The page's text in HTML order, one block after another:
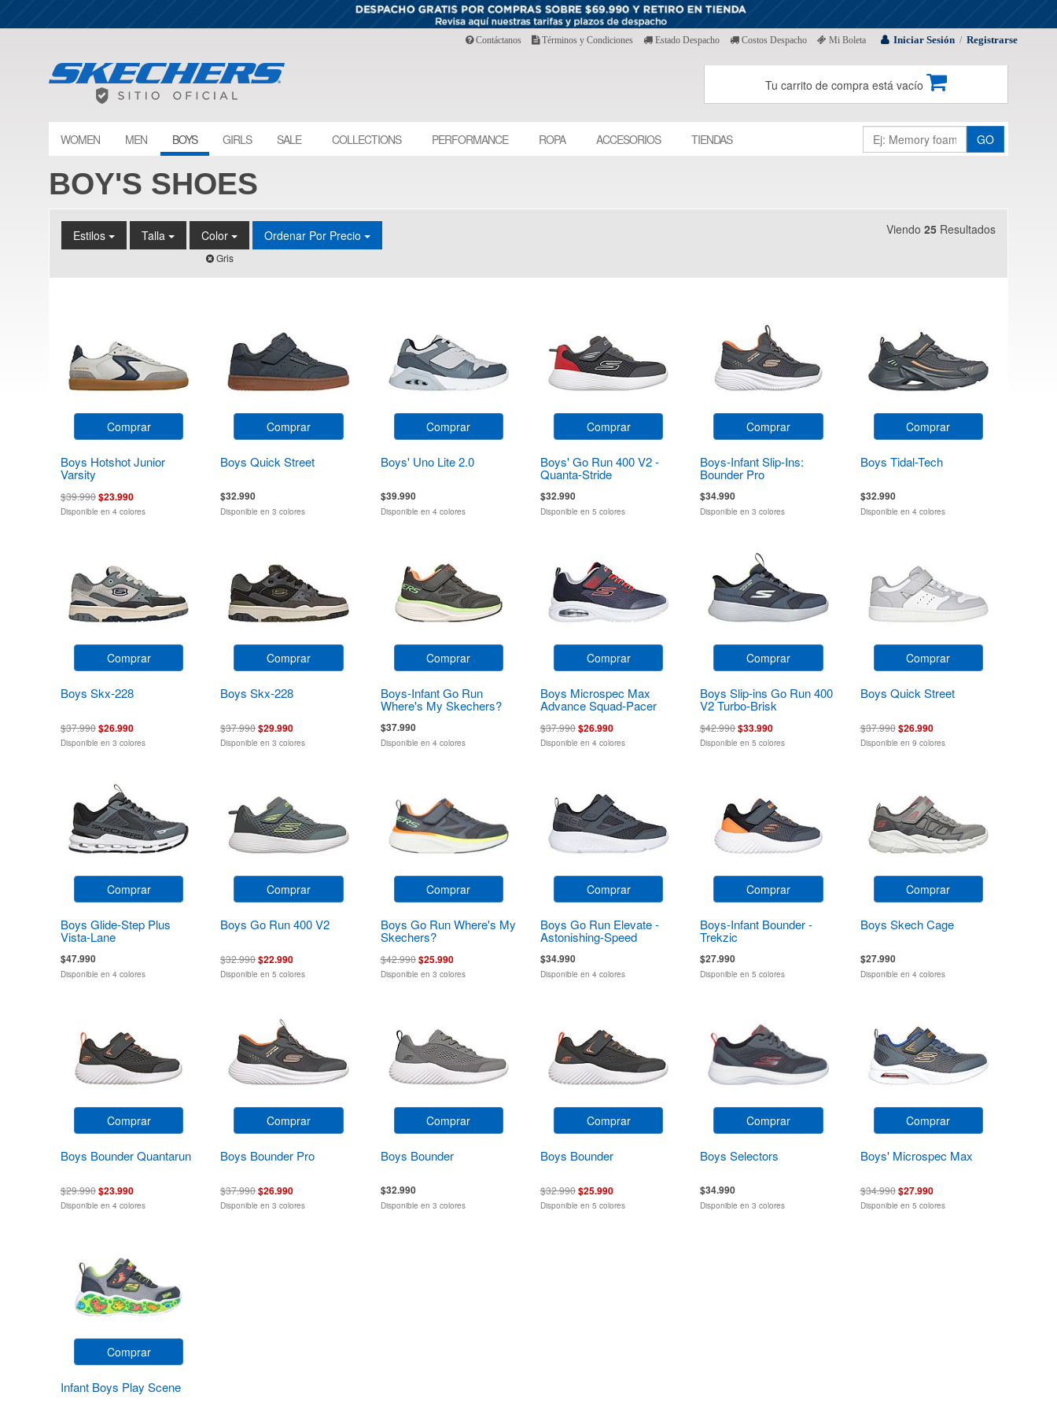
Iniciar Sesión / Registrarse
Contáctanos Términos y Condiciones Estado Despacho Costos Despacho Mi Boleta
Tu carrito de compra está vacío
WOMEN MEN BOYS GIRLS SALE COLLECTIONS PERFORMANCE ROPA ACCESORIOS TIENDAS GO
BOY'S SHOES
Estilos Talla Color
Gris
Ordenar Por Precio Viendo 25 Resultados
Comprar
Boys Hotshot Junior
Varsity
$39.990$23.990
Disponible en 4 colores
Comprar
Boys Quick Street
$32.990
Disponible en 3 colores
Comprar
Boys' Uno Lite 2.0
$39.990
Disponible en 4 colores
Comprar
Boys' Go Run 400 V2 -
Quanta-Stride
$32.990
Disponible en 5 colores
Comprar
Boys-Infant Slip-Ins:
Bounder Pro
$34.990
Disponible en 3 colores
Comprar
Boys Tidal-Tech
$32.990
Disponible en 4 colores
Comprar
Boys Skx-228
$37.990$26.990
Disponible en 3 colores
Comprar
Boys Skx-228
$37.990$29.990
Disponible en 3 colores
Comprar
Boys-Infant Go Run
Where's My Skechers?
$37.990
Disponible en 4 colores
Comprar
Boys Microspec Max
Advance Squad-Pacer
$37.990$26.990
Disponible en 4 colores
Comprar
Boys Slip-ins Go Run 400
V2 Turbo-Brisk
$42.990$33.990
Disponible en 5 colores
Comprar
Boys Quick Street
$37.990$26.990
Disponible en 9 colores
Comprar
Boys Glide-Step Plus
Vista-Lane
$47.990
Disponible en 4 colores
Comprar
Boys Go Run 400 V2
$32.990$22.990
Disponible en 5 colores
Comprar
Boys Go Run Where's My
Skechers?
$42.990$25.990
Disponible en 3 colores
Comprar
Boys Go Run Elevate -
Astonishing-Speed
$34.990
Disponible en 4 colores
Comprar
Boys-Infant Bounder -
Trekzic
$27.990
Disponible en 5 colores
Comprar
Boys Skech Cage
$27.990
Disponible en 4 colores
Comprar
Boys Bounder Quantarun
$29.990$23.990
Disponible en 4 colores
Comprar
Boys Bounder Pro
$37.990$26.990
Disponible en 3 colores
Comprar
Boys Bounder
$32.990
Disponible en 3 colores
Comprar
Boys Bounder
$32.990$25.990
Disponible en 5 colores
Comprar
Boys Selectors
$34.990
Disponible en 3 colores
Comprar
Boys' Microspec Max
$34.990$27.990
Disponible en 5 colores
Comprar
Infant Boys Play Scene